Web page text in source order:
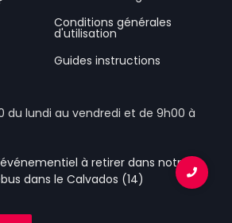
Conditions générales
d'utilisation
Guides instructions
du lundi au vendredi et de 9h00 à
à retirer dans notre
dans le Calvados (14)